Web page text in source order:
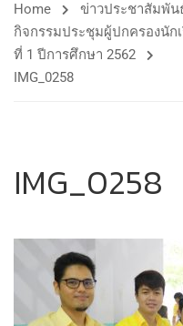
Home
ข่าวประชาสัมพัน
กิจกรรมประชุมผู้ปกครองนัก
ที่ 1 ปีการศึกษา 2562
IMG_0258
IMG_0258